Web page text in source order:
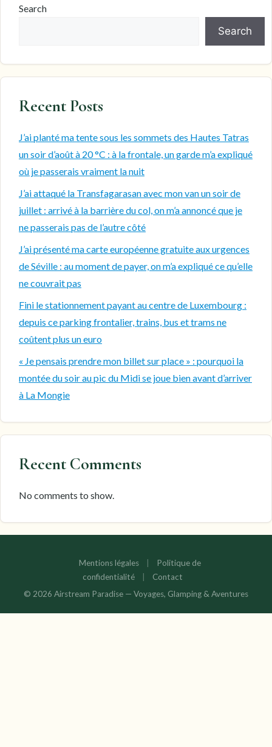
Search
Search
Recent Posts
J’ai planté ma tente sous les sommets des Hautes Tatras
un soir d’août à 20 °C : à la frontale, un garde m’a expliqué
où je passerais vraiment la nuit
J’ai attaqué la Transfagarasan avec mon van un soir de
juillet : arrivé à la barrière du col, on m’a annoncé que je
ne passerais pas de l’autre côté
J’ai présenté ma carte européenne gratuite aux urgences
de Séville : au moment de payer, on m’a expliqué ce qu’elle
ne couvrait pas
Fini le stationnement payant au centre de Luxembourg :
depuis ce parking frontalier, trains, bus et trams ne
coûtent plus un euro
« Je pensais prendre mon billet sur place » : pourquoi la
montée du soir au pic du Midi se joue bien avant d’arriver
à La Mongie
Recent Comments
No comments to show.
Mentions légales
Politique de
confidentialité
Contact
© 2026 Airstream Paradise — Voyages, Glamping & Aventures